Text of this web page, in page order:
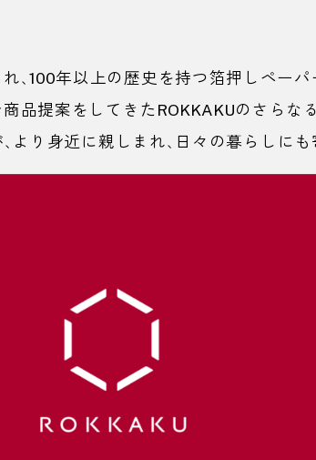
、100年以上の歴史を持つ箔押しペーパ
品提案をしてきた ROKKAKUのさらな
、より身近に親しまれ、日々の暮らしに